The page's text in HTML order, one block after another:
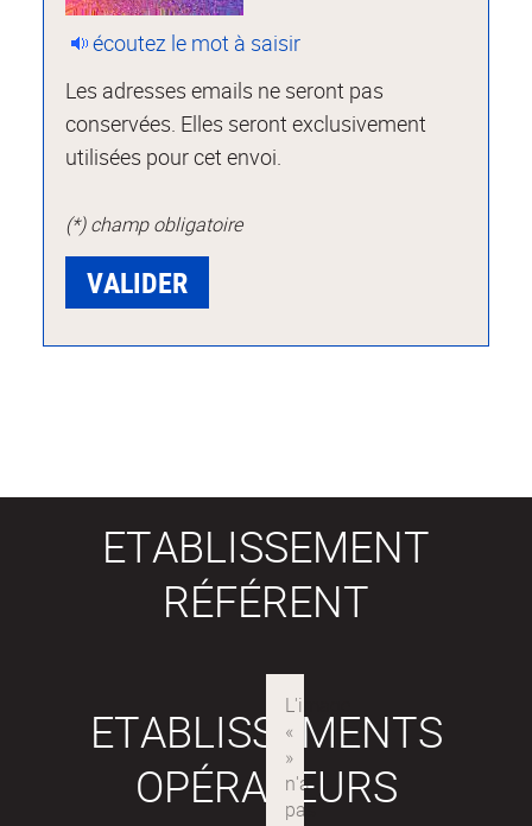
écoutez le mot à saisir
Les adresses emails ne seront pas
conservées. Elles seront exclusivement
utilisées pour cet envoi.
(*) champ obligatoire
ETABLISSEMENT
RÉFÉRENT
ETABLISSEMENTS
OPÉRATEURS